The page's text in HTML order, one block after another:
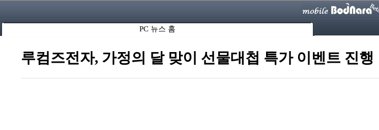
PC 뉴스 홈
루컴즈전자, 가정의 달 맞이 선물대첩 특가 이벤트 진행